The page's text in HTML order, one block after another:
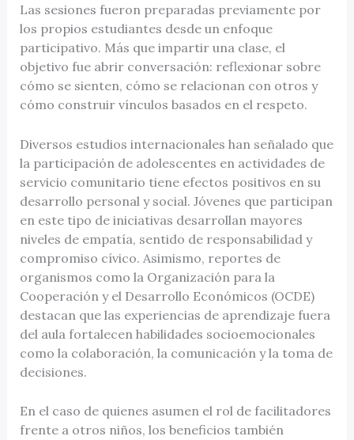
Las sesiones fueron preparadas previamente por
los propios estudiantes desde un enfoque
participativo. Más que impartir una clase, el
objetivo fue abrir conversación: reflexionar sobre
cómo se sienten, cómo se relacionan con otros y
cómo construir vínculos basados en el respeto.
Diversos estudios internacionales han señalado que
la participación de adolescentes en actividades de
servicio comunitario tiene efectos positivos en su
desarrollo personal y social. Jóvenes que participan
en este tipo de iniciativas desarrollan mayores
niveles de empatía, sentido de responsabilidad y
compromiso cívico. Asimismo, reportes de
organismos como la Organización para la
Cooperación y el Desarrollo Económicos (OCDE)
destacan que las experiencias de aprendizaje fuera
del aula fortalecen habilidades socioemocionales
como la colaboración, la comunicación y la toma de
decisiones.
En el caso de quienes asumen el rol de facilitadores
frente a otros niños, los beneficios también